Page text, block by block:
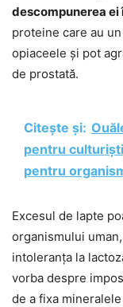
descompunerea ei
proteine care au
opiaceele și pot
de prostată.
Citește și:
pentru
pentru
Excesul de lapte
organismului
intoleranța la
vorba despre
de a fixa